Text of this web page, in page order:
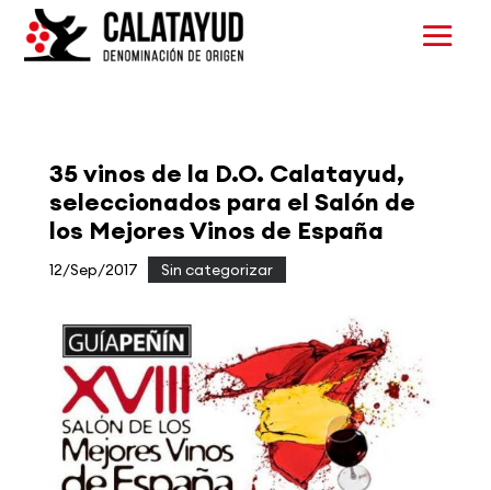
35 vinos de la D.O. Calatayud,
seleccionados para el Salón de
los Mejores Vinos de España
12/Sep/2017 Sin categorizar